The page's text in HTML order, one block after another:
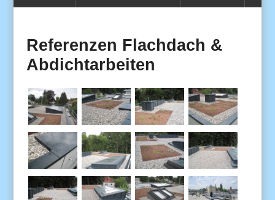
Referenzen Flachdach &
Abdichtarbeiten